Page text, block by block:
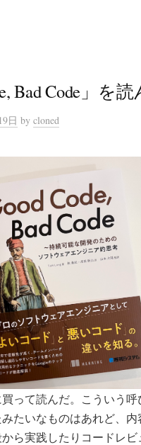
Bad Code」を読
日 by cloned
って読んだ。こういう呼
たいなものはあれど、内
ら実践したりコードレ